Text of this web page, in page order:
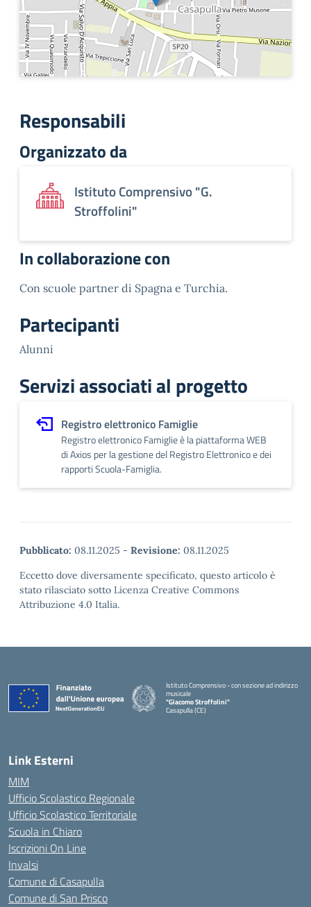
Responsabili
Organizzato da
Istituto Comprensivo "G.
Stroffolini"
In collaborazione con
Con scuole partner di Spagna e Turchia.
Partecipanti
Alunni
Servizi associati al progetto
Registro elettronico Famiglie
Registro elettronico Famiglie è la piattaforma WEB
di Axios per la gestione del Registro Elettronico e dei
rapporti Scuola-Famiglia.
Pubblicato: 08.11.2025 - Revisione: 08.11.2025
Eccetto dove diversamente specificato, questo articolo è
stato rilasciato sotto Licenza Creative Commons
Attribuzione 4.0 Italia.
Istituto Comprensivo - con sezione ad indirizzo
musicale
"Giacomo Stroffolini"
Casapulla (CE)
Link Esterni
MIM
Ufficio Scolastico Regionale
Ufficio Scolastico Territoriale
Scuola in Chiaro
Iscrizioni On Line
Invalsi
Comune di Casapulla
Comune di San Prisco